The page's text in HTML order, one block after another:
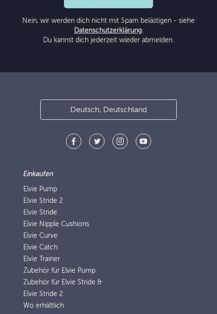
Nein, wir werden dich nicht mit Spam belästigen - siehe
Datenschutzerklärung.
Du kannst dich jederzeit wieder abmelden.
Deutsch, Deutschland
Einkaufen
Elvie Pump
Elvie Stride 2
Elvie Stride
Elvie Nipple Cushions
Elvie Curve
Elvie Catch
Elvie Trainer
Zubehör für Elvie Pump
Zubehör für Elvie Stride &
Elvie Stride 2
Wo erhältlich